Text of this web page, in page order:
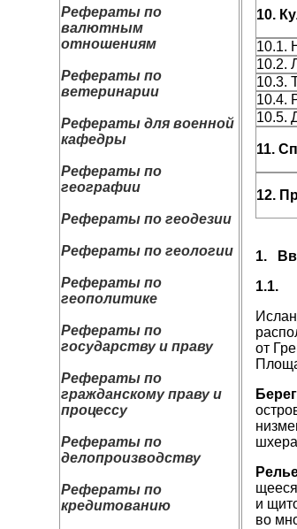
Рефераты по
валютным
отношениям
Рефераты по
ветеринарии
Рефераты для военной
кафедры
Рефераты по
географии
Рефераты по геодезии
Рефераты по геологии
Рефераты по
геополитике
Рефераты по
государству и праву
Рефераты по
гражданскому праву и
процессу
Рефераты по
делопроизводству
Рефераты по
кредитованию
10.
10.1.
10.2.
10.3.
10.4.
10.5.
11.
12.
1.
1.1.
от
и
во